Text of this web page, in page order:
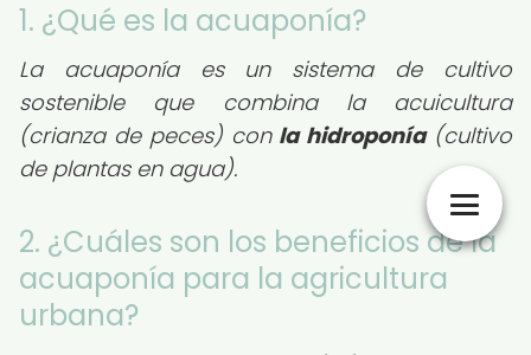
1. ¿Qué es la acuaponía?
La acuaponía es un sistema de cultivo
sostenible que combina la acuicultura
(crianza de peces) con la hidroponía(cultivo
de plantas en agua).
2. ¿Cuáles son los beneficios de la
acuaponía para la agricultura
urbana?